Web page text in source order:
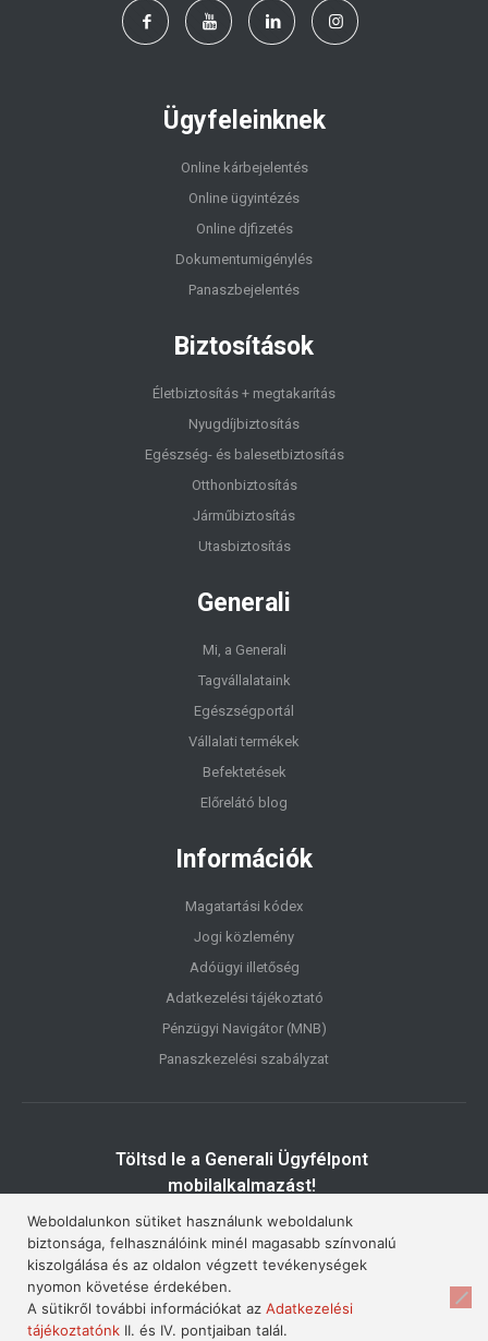
Ügyfeleinknek
Online kárbejelentés
Online ügyintézés
Online djfizetés
Dokumentumigénylés
Panaszbejelentés
Biztosítások
Életbiztosítás + megtakarítás
Nyugdíjbiztosítás
Egészség- és balesetbiztosítás
Otthonbiztosítás
Járműbiztosítás
Utasbiztosítás
Generali
Mi, a Generali
Tagvállalataink
Egészségportál
Vállalati termékek
Befektetések
Előrelátó blog
Információk
Magatartási kódex
Jogi közlemény
Adóügyi illetőség
Adatkezelési tájékoztató
Pénzügyi Navigátor (MNB)
Panaszkezelési szabályzat
Töltsd le a Generali Ügyfélpont
mobilalkalmazást!
© 2026. Generali Szeged • AGenerali Biztosító Zrt.
Weboldalunkon sütiket használunk weboldalunk
biztonsága, felhasználóink minél magasabb színvonalú
kiszolgálása és az oldalon végzett tevékenységek
nyomon követése érdekében.
A sütikről további információkat az Adatkezelési
tájékoztatónk II. és IV. pontjaiban talál.